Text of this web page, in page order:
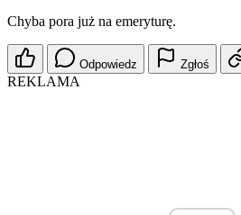
Chyba pora już na emeryturę.
Odpowiedz Zgłoś
REKLAMA